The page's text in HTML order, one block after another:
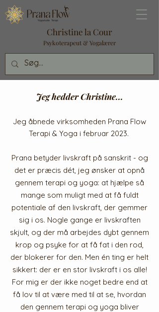
Christine la Cour
Psykoterapeut & Yogalærer
Jeg hedder Christine...
Jeg åbnede virksomheden Prana Flow
Terapi & Yoga i februar 2023.
Prana betyder livskraft på sanskrit - og
det er præcis dét, jeg ønsker at opnå
gennem terapi og yoga: at hjælpe så
mange som muligt med at få fuldt
potentiale af den livskraft, der gemmer
sig i os. Nogle gange er livskraften
skjult, og der må arbejdes dybt gennem
krop og psyke for at få fat i den rod,
der blokerer for den. Men én ting er helt
sikkert: der er en stor livskraft i os alle!
For mig er der ikke noget bedre end at
få lov til at være med til at se, hvordan
den gennem terapi og yoga bliver